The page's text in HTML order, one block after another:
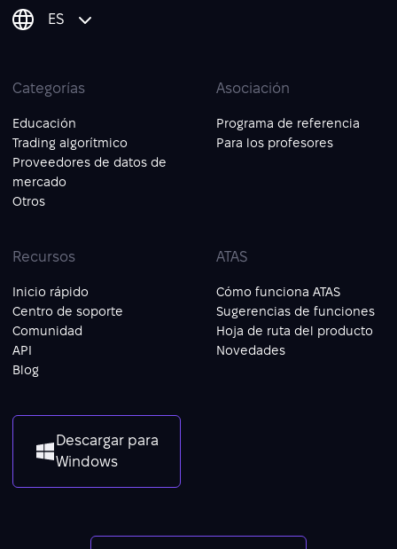
ES
Categorías
Educación
Trading algorítmico
Proveedores de datos de
mercado
Otros
Asociación
Programa de referencia
Para los profesores
Recursos
Inicio rápido
Centro de soporte
Comunidad
API
Blog
ATAS
Cómo funciona ATAS
Sugerencias de funciones
Hoja de ruta del producto
Novedades
Descargar para
Windows